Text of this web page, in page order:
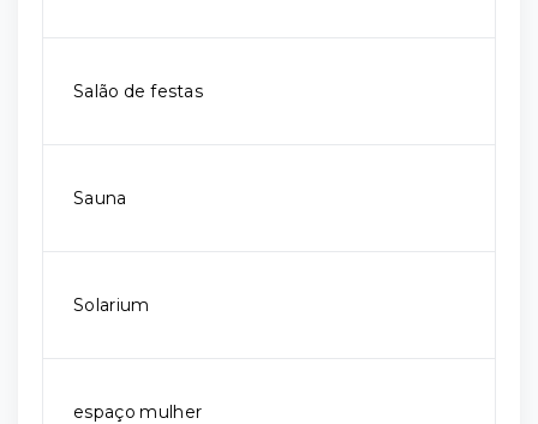
Salão de festas
Sauna
Solarium
espaço mulher